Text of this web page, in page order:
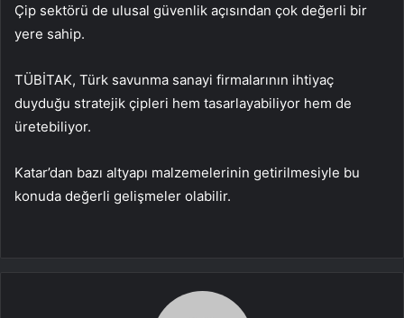
Çip sektörü de ulusal güvenlik açısından çok değerli bir
yere sahip.
TÜBİTAK, Türk savunma sanayi firmalarının ihtiyaç
duyduğu stratejik çipleri hem tasarlayabiliyor hem de
üretebiliyor.
Katar’dan bazı altyapı malzemelerinin getirilmesiyle bu
konuda değerli gelişmeler olabilir.